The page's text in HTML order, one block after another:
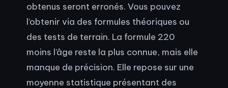
obtenus seront erronés. Vous pouvez
l’obtenir via des formules théoriques ou
des tests de terrain. La formule 220
moins l’âge reste la plus connue, mais elle
manque de précision. Elle repose sur une
moyenne statistique présentant des